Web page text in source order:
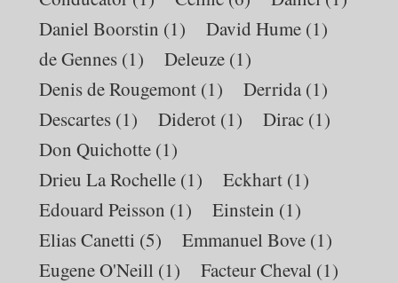
Daniel Boorstin (1) David Hume (1)
de Gennes (1) Deleuze (1)
Denis de Rougemont (1) Derrida (1)
Descartes (1) Diderot (1) Dirac (1)
Don Quichotte (1)
Drieu La Rochelle (1) Eckhart (1)
Edouard Peisson (1) Einstein (1)
Elias Canetti (5) Emmanuel Bove (1)
Eugene O'Neill (1) Facteur Cheval (1)